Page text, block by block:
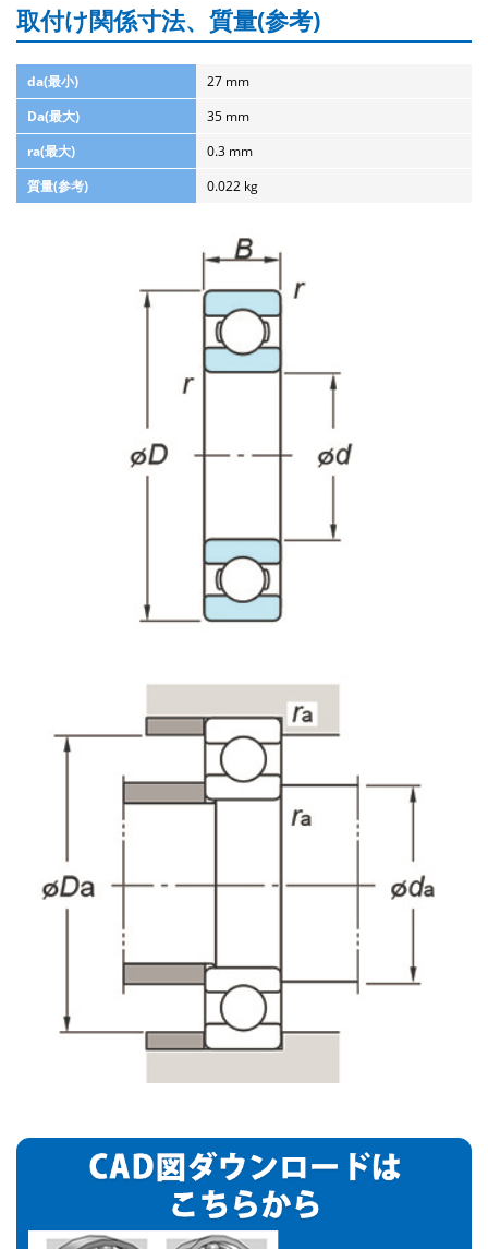
取付け関係寸法、質量(参考)
da(最小)
27 mm
Da(最大)
35 mm
ra(最大)
0.3 mm
質量(参考)
0.022 kg